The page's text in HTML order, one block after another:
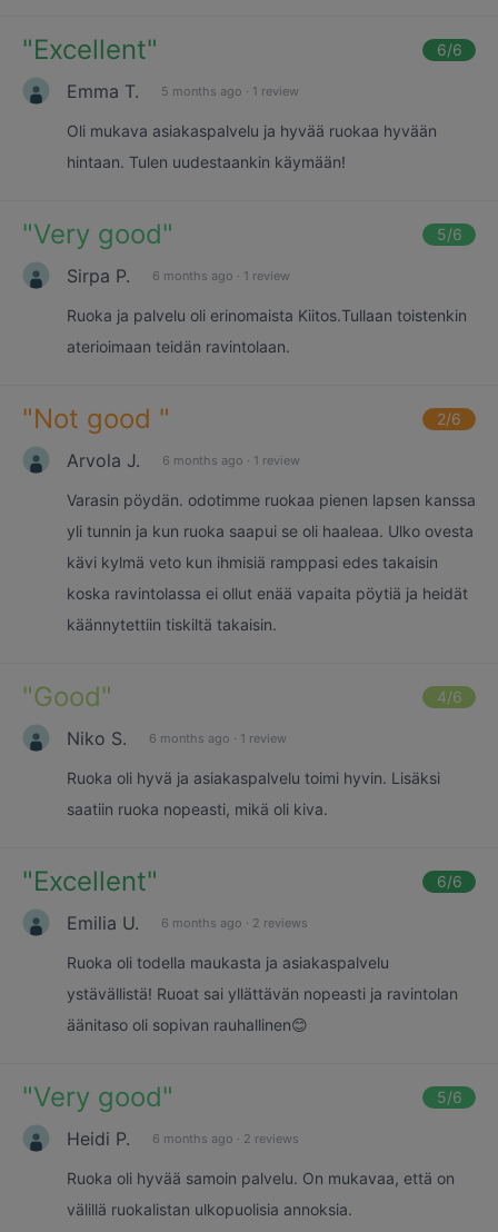
"Excellent" 6/6
Emma T. 5 months ago · 1 review
Oli mukava asiakaspalvelu ja hyvää ruokaa hyvään
hintaan. Tulen uudestaankin käymään!
"Very good" 5/6
Sirpa P. 6 months ago · 1 review
Ruoka ja palvelu oli erinomaista Kiitos.Tullaan toistenkin
aterioimaan teidän ravintolaan.
"Not good " 2/6
Arvola J. 6 months ago · 1 review
Varasin pöydän. odotimme ruokaa pienen lapsen kanssa
yli tunnin ja kun ruoka saapui se oli haaleaa. Ulko ovesta
kävi kylmä veto kun ihmisiä ramppasi edes takaisin
koska ravintolassa ei ollut enää vapaita pöytiä ja heidät
käännytettiin tiskiltä takaisin.
"Good" 4/6
Niko S. 6 months ago · 1 review
Ruoka oli hyvä ja asiakaspalvelu toimi hyvin. Lisäksi
saatiin ruoka nopeasti, mikä oli kiva.
"Excellent" 6/6
Emilia U. 6 months ago · 2 reviews
Ruoka oli todella maukasta ja asiakaspalvelu
ystävällistä! Ruoat sai yllättävän nopeasti ja ravintolan
äänitaso oli sopivan rauhallinen😊
"Very good" 5/6
Heidi P. 6 months ago · 2 reviews
Ruoka oli hyvää samoin palvelu. On mukavaa, että on
välillä ruokalistan ulkopuolisia annoksia.